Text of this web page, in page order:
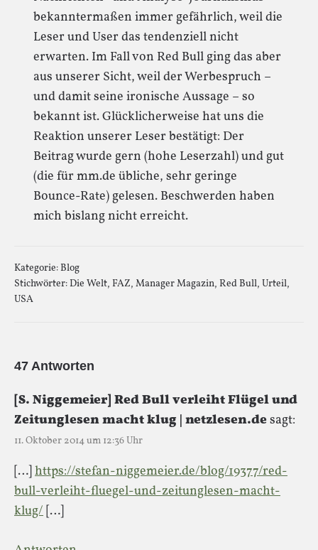
bekanntermaßen immer gefährlich, weil die
Leser und User das tendenziell nicht
erwarten. Im Fall von Red Bull ging das aber
aus unserer Sicht, weil der Werbespruch –
und damit seine ironische Aussage – so
bekannt ist. Glücklicherweise hat uns die
Reaktion unserer Leser bestätigt: Der
Beitrag wurde gern (hohe Leserzahl) und gut
(die für mm.de übliche, sehr geringe
Bounce-Rate) gelesen. Beschwerden haben
mich bislang nicht erreicht.
Kategorie:Blog
Stichwörter:Die Welt, FAZ, Manager Magazin, Red Bull, Urteil,
USA
47 Antworten
[S. Niggemeier] Red Bull verleiht Flügel und
Zeitunglesen macht klug | netzlesen.desagt:
11. Oktober 2014 um 12:36 Uhr
[…] https://stefan-niggemeier.de/blog/19377/red-
bull-verleiht-fluegel-und-zeitunglesen-macht-
klug/ […]